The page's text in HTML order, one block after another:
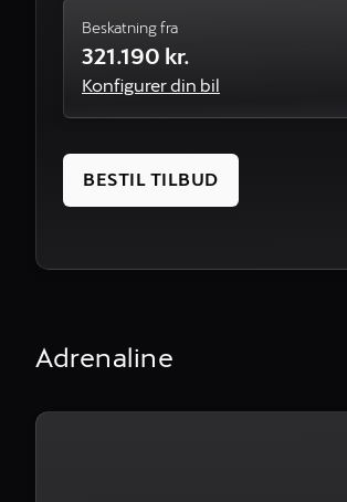
Beskatning fra
321.190 kr.
Konfigurer din bil
BESTIL TILBUD
Adrenaline